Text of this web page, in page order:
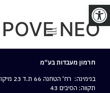
פתח סרגל נגישות
POVE NEO
חרמון מעבדות בע“מ
בנימינה: רח‘ הטחנה 66 ת.ד 23 מיקוד 3055001,
תקווה: הסיבים 43